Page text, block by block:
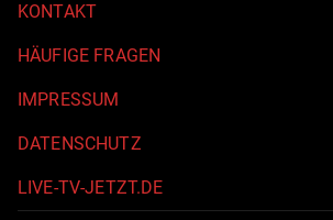
KONTAKT
HÄUFIGE FRAGEN
IMPRESSUM
DATENSCHUTZ
LIVE-TV-JETZT.DE